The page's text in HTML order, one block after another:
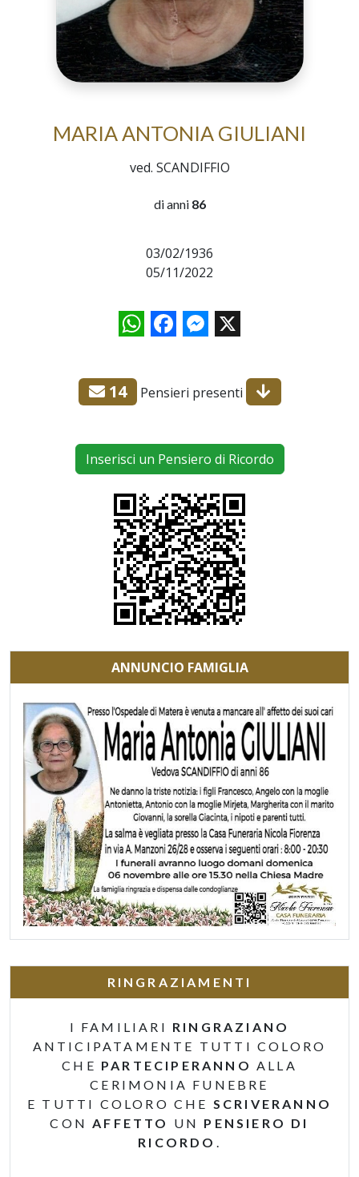
MARIA ANTONIA GIULIANI
ved. SCANDIFFIO
di anni 86
03/02/1936
05/11/2022
WhatsAppFacebookMessenger
X
14 Pensieri presenti
Inserisci un Pensiero di Ricordo
ANNUNCIO FAMIGLIA
RINGRAZIAMENTI
I FAMILIARI RINGRAZIANO
ANTICIPATAMENTE TUTTI COLORO
CHE PARTECIPERANNO ALLA
CERIMONIA FUNEBRE
E TUTTI COLORO CHE SCRIVERANNO
CON AFFETTO UN PENSIERO DI
RICORDO